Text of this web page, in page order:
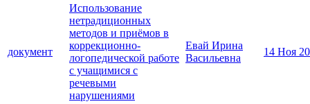
документ
Использование
нетрадиционных
методов и приёмов в
коррекционно-
логопедической работе
с учащимися с
речевыми
нарушениями
Евай Ирина
Васильевна
14 Ноя